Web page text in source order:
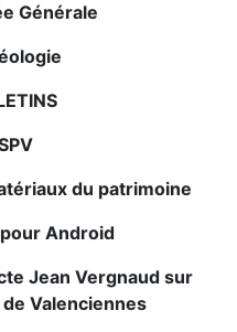
Générale
du patrimoine
Android
Jean Vergnaud sur
Valenciennes